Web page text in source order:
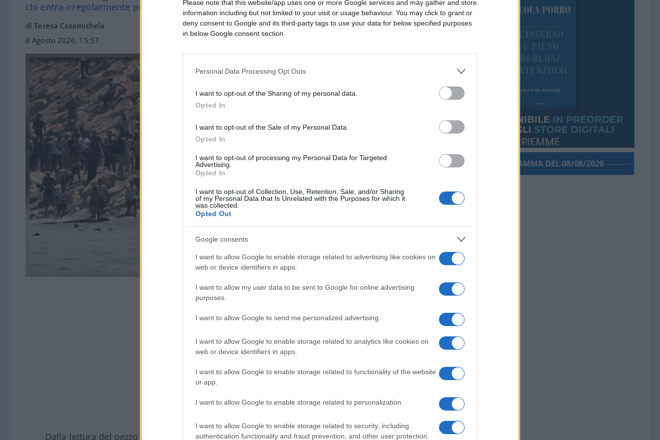
Please note that this website/app uses one or more Google services and may gather and store
information including but not limited to your visit or usage behaviour. You may click to grant or
deny consent to Google and its third-party tags to use your data for below specified purposes
in below Google consent section.
Personal Data Processing Opt Outs
I want to opt-out of the Sharing of my personal data.
Opted In
I want to opt-out of the Sale of my Personal Data.
Opted In
I want to opt-out of processing my Personal Data for Targeted
Advertising.
Opted In
I want to opt-out of Collection, Use, Retention, Sale, and/or Sharing
of my Personal Data that Is Unrelated with the Purposes for which it
was collected.
Opted Out
Google consents
I want to allow Google to enable storage related to advertising like cookies on
web or device identifiers in apps.
I want to allow my user data to be sent to Google for online advertising
purposes.
I want to allow Google to send me personalized advertising.
I want to allow Google to enable storage related to analytics like cookies on
web or device identifiers in apps.
I want to allow Google to enable storage related to functionality of the website
or app.
I want to allow Google to enable storage related to personalization.
I want to allow Google to enable storage related to security, including
authentication functionality and fraud prevention, and other user protection.
chi entra irregolarmente porta violenza
di Teresa Casamichela
8 Agosto 2026, 15:57
Dalla lettura del pezzo pubblicato su queste pagine il 7 agostosi possono trarre
PORROGRAMMA DEL 08/08/2026